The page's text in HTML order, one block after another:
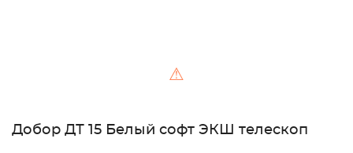
⚠
Добор ДТ 15 Белый софт ЭКШ телескоп